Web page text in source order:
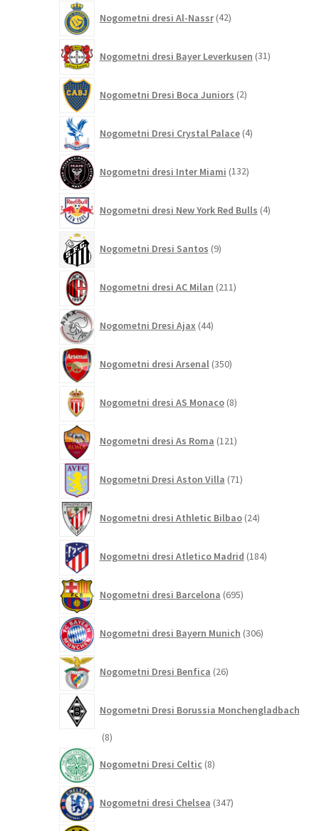
Nogometni dresi Al-Nassr 42izdelkov
Nogometni dresi Bayer Leverkusen 31izdelkov
Nogometni Dresi Boca Juniors 2izdelka
Nogometni Dresi Crystal Palace 4izdelki
Nogometni dresi Inter Miami 132izdelkov
Nogometni dresi New York Red Bulls 4izdelki
Nogometni Dresi Santos 9izdelkov
Nogometni dresi AC Milan 211izdelkov
Nogometni Dresi Ajax 44izdelkov
Nogometni dresi Arsenal 350izdelkov
Nogometni dresi AS Monaco 8izdelkov
Nogometni dresi As Roma 121izdelkov
Nogometni Dresi Aston Villa 71izdelkov
Nogometni dresi Athletic Bilbao 24izdelkov
Nogometni dresi Atletico Madrid 184izdelkov
Nogometni dresi Barcelona 695izdelkov
Nogometni dresi Bayern Munich 306izdelkov
Nogometni Dresi Benfica 26izdelkov
Nogometni Dresi Borussia Monchengladbach
88
Nogometni Dresi Celtic 8izdelkov
Nogometni dresi Chelsea 347izdelkov